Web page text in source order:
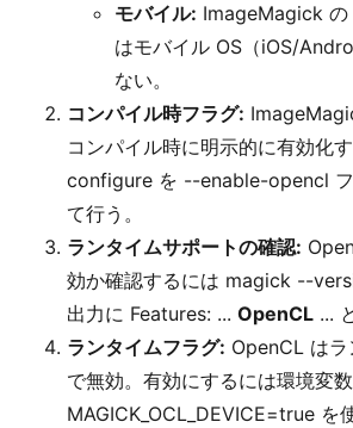
モバイル: ImageMagick の
はモバイル OS（iOS/
ない。
コンパイル時フラグ:
コンパイル時に明示的に有効化す
configure を --enable-opencl フ
て行う。
ランタイムサポートの確認:
効か確認するには magick --
出力に Features: ... OpenCL ...
ランタイムフラグ: OpenCL は
で無効。有効にするには環境変数
MAGICK_OCL_DEVICE=true を